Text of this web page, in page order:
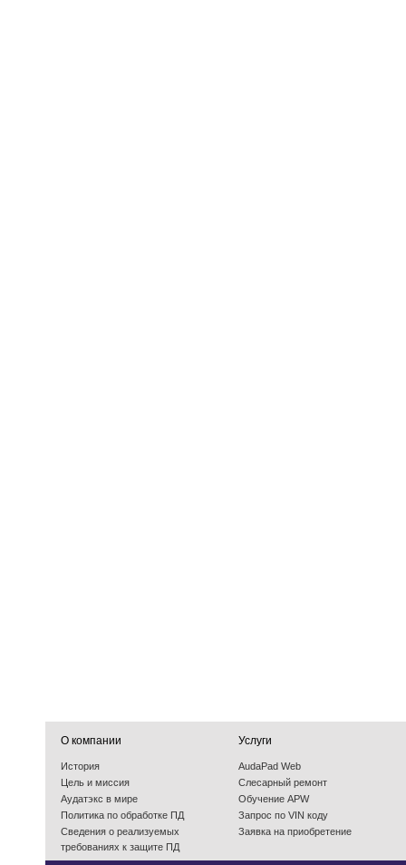
О компании
История
Цель и миссия
Аудатэкс в мире
Политика по обработке ПД
Cведения о реализуемых
требованиях к защите ПД
Услуги
AudaPad Web
Слесарный ремонт
Обучение APW
Запрос по VIN коду
Заявка на приобретение